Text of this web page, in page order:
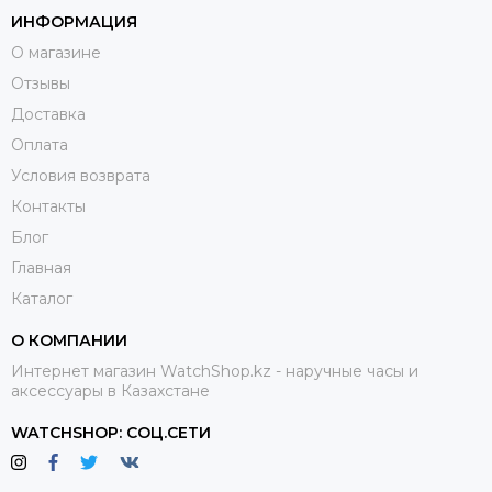
гордость компании — часы с усиленной
водонепроницаемостью корпуса.
ИНФОРМАЦИЯ
О магазине
Отзывы
Доставка
Оплата
Условия возврата
Контакты
Блог
Главная
Каталог
О КОМПАНИИ
Интернет магазин WatchShop.kz - наручные часы и
аксессуары в Казахстане
WATCHSHOP: СОЦ.СЕТИ